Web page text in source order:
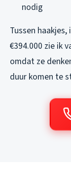
nodig
Tussen
€394.000 zie ik
omdat ze
duur komen te